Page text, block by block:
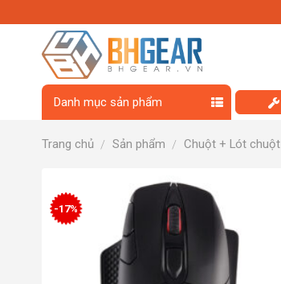
Danh mục sản phẩm
Trang chủ / Sản phẩm / Chuột + Lót chuột
-17%